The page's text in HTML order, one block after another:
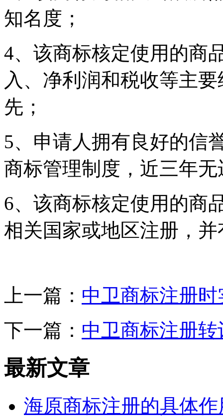
知名度；
4、该商标核定使用的商
入、净利润和税收等主
先；
5、申请人拥有良好的信
商标管理制度，近三年
6、该商标核定使用的商
相关国家或地区注册，
上一篇： 中卫商标注册
下一篇： 中卫商标注册
最新文章
海原商标注册的具体作